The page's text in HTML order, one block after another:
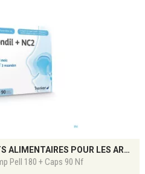
BIOCONDIL : COMPLÉMENTS ALIMENTAIRES POUR LES ARTICULATIONS ET LE CARTILAGE
Pell 180 + Caps 90 Nf